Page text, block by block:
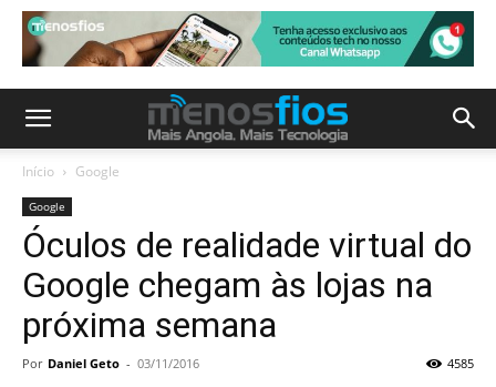
Início Google
Google
Óculos de realidade virtual do
Google chegam às lojas na
próxima semana
Por Daniel Geto - 03/11/2016 4585